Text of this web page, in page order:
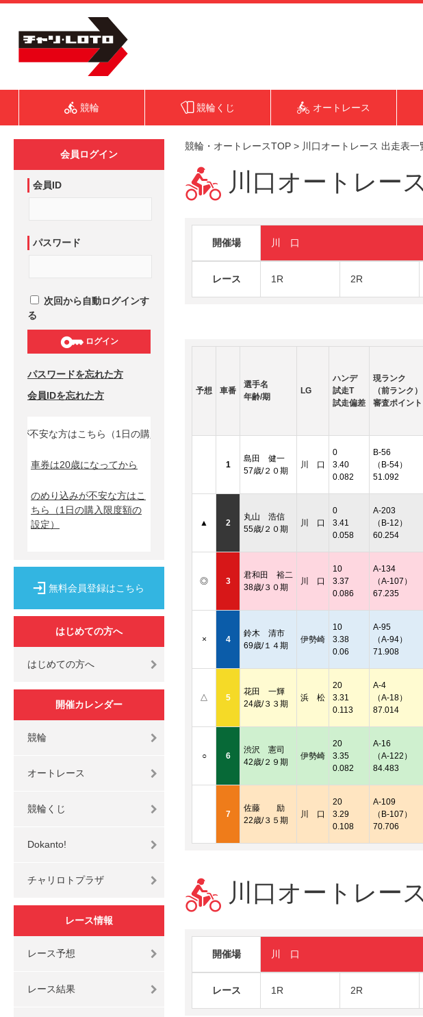
競輪 競輪くじ オートレース
会員ログイン
会員ID
パスワード
次回から自動ログインす
る
ログイン
パスワードを忘れた方
会員IDを忘れた方
安な方はこちら（1日の購入限度額の設定）↓
車券は20歳になってから
のめり込みが不安な方はこ
ちら
（1日の購入限度額の
設定）
無料会員登録はこちら
はじめての方へ
はじめての方へ
開催カレンダー
競輪
オートレース
競輪くじ
Dokanto!
チャリロトプラザ
レース情報
レース予想
レース結果
競輪・オートレースTOP > 川口オートレース 出走表一
川口オートレー
開催場 川 口
レース 1R 2R
予想 車番
選手名
年齢/期
LG
ハンデ
試走T
試走偏差
現ランク
（前ランク）
審査ポイント
1
島田 健一
57歳/２０期
川 口
0
3.40
0.082
B-56
（B-54）
51.092
▲ 2
丸山 浩信
55歳/２０期
川 口
0
3.41
0.058
A-203
（B-12）
60.254
◎ 3
君和田 裕二
38歳/３０期
川 口
10
3.37
0.086
A-134
（A-107）
67.235
× 4
鈴木 清市
69歳/１４期
伊勢崎
10
3.38
0.06
A-95
（A-94）
71.908
△ 5
花田 一輝
24歳/３３期
浜 松
20
3.31
0.113
A-4
（A-18）
87.014
○ 6
渋沢 憲司
42歳/２９期
伊勢崎
20
3.35
0.082
A-16
（A-122）
84.483
7
佐藤 励
22歳/３５期
川 口
20
3.29
0.108
A-109
（B-107）
70.706
川口オートレー
開催場 川 口
レース 1R 2R